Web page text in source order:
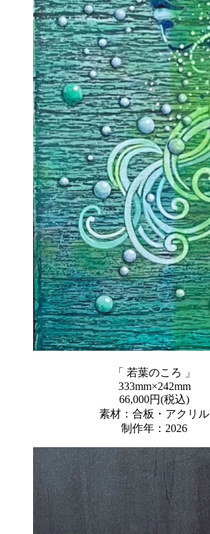
「 若葉のころ 」
333mm×242mm
66,000円(税込)
素材：合板・アクリル
制作年：2026